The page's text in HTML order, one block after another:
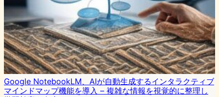
Google NotebookLM、AIが自動生成するインタラクティブ
マインドマップ機能を導入 – 複雑な情報を視覚的に整理し